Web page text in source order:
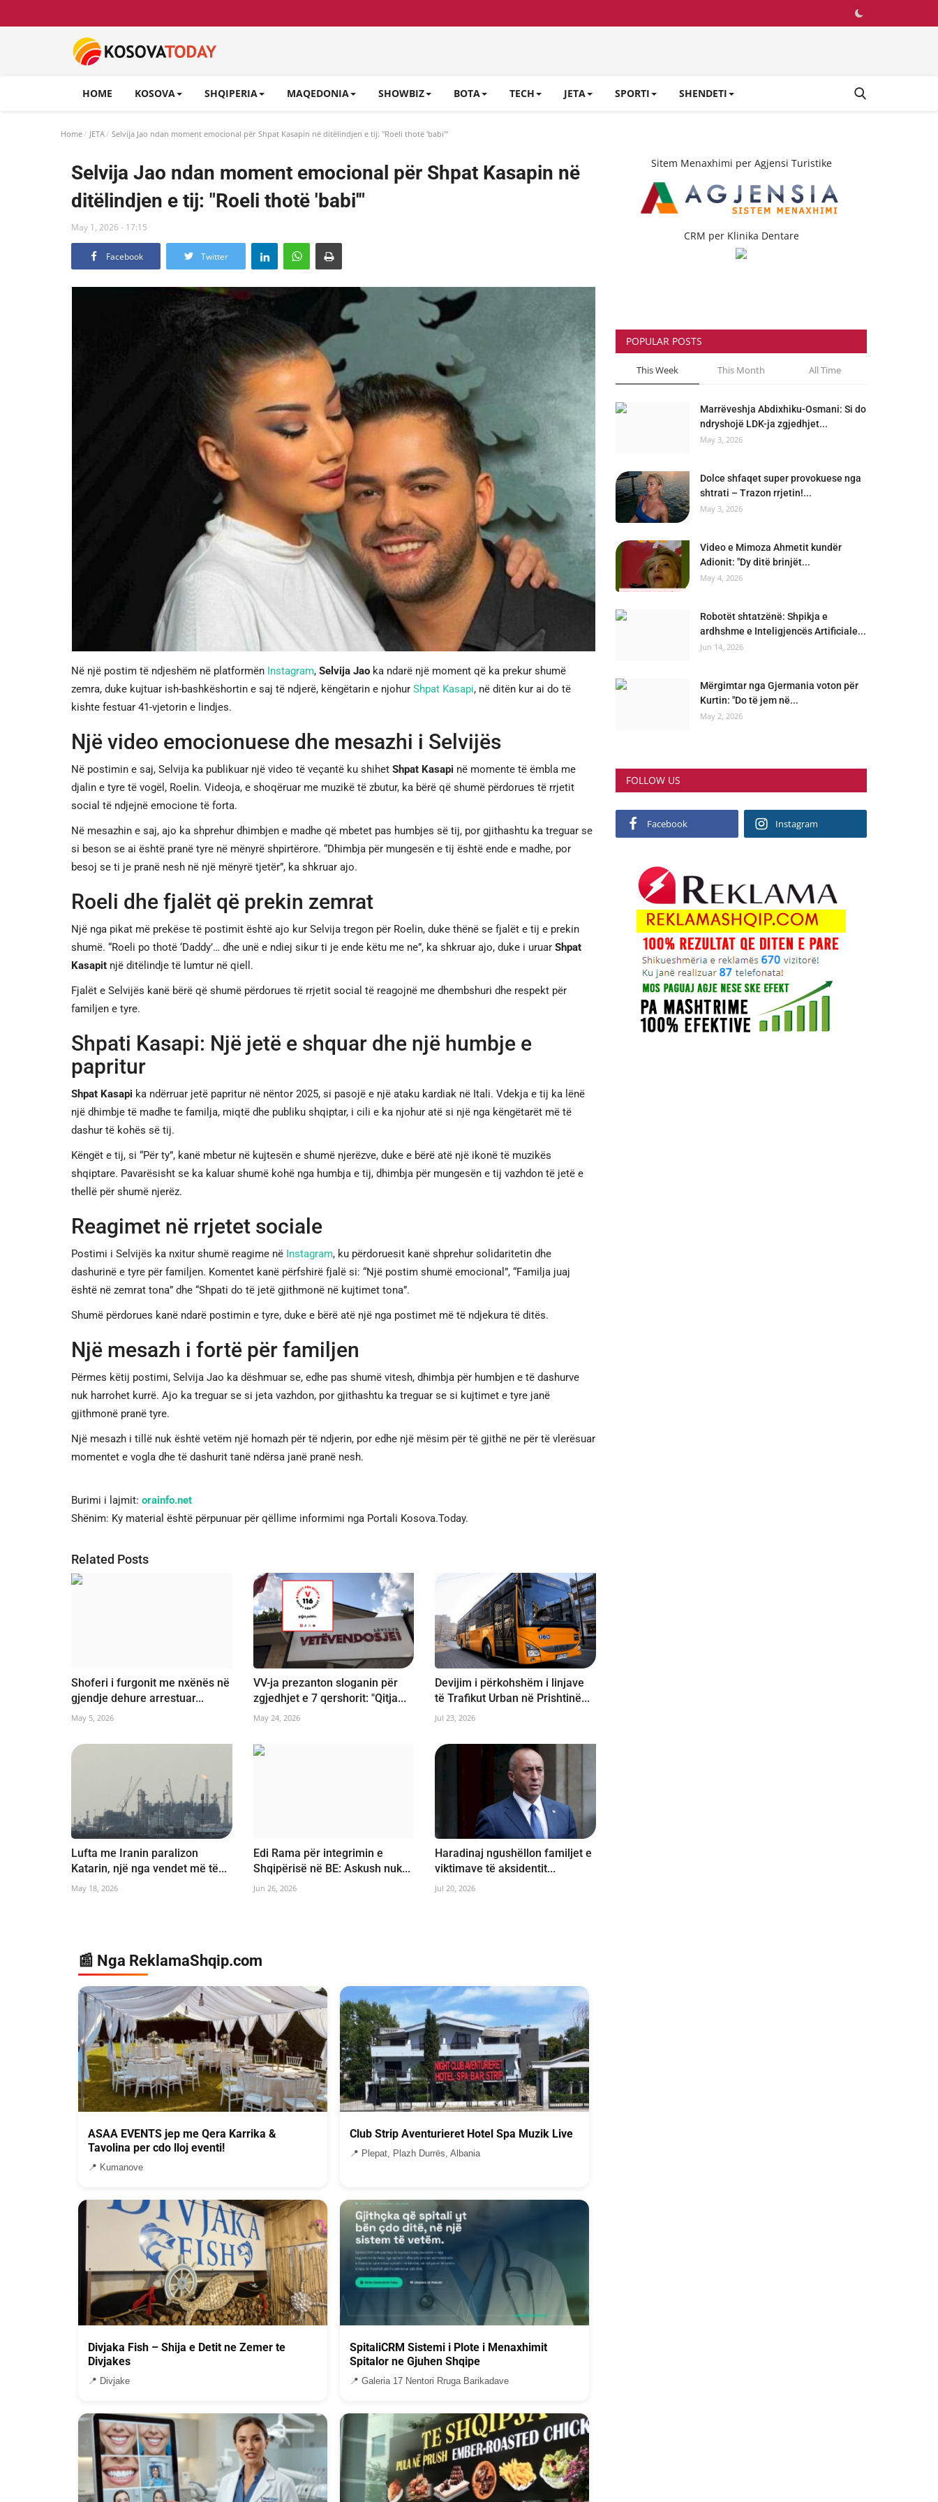
HOME KOSOVA SHQIPERIA MAQEDONIA SHOWBIZ BOTA TECH JETA SPORTI SHENDETI
Home JETA Selvija Jao ndan moment emocional për Shpat Kasapin në ditëlindjen e tij: "Roeli thotë 'babi'"
Selvija Jao ndan moment emocional për Shpat Kasapin në
ditëlindjen e tij: "Roeli thotë 'babi'"
May 1, 2026 - 17:15
Facebook Twitter
Në një postim të ndjeshëm në platformën Instagram, Selvija Jao ka ndarë një moment që ka prekur shumë
zemra, duke kujtuar ish-bashkëshortin e saj të ndjerë, këngëtarin e njohur Shpat Kasapi, në ditën kur ai do të
kishte festuar 41-vjetorin e lindjes.
Një video emocionuese dhe mesazhi i Selvijës
Në postimin e saj, Selvija ka publikuar një video të veçantë ku shihet Shpat Kasapi në momente të ëmbla me
djalin e tyre të vogël, Roelin. Videoja, e shoqëruar me muzikë të zbutur, ka bërë që shumë përdorues të rrjetit
social të ndjejnë emocione të forta.
Në mesazhin e saj, ajo ka shprehur dhimbjen e madhe që mbetet pas humbjes së tij, por gjithashtu ka treguar se
si beson se ai është pranë tyre në mënyrë shpirtërore. “Dhimbja për mungesën e tij është ende e madhe, por
besoj se ti je pranë nesh në një mënyrë tjetër”, ka shkruar ajo.
Roeli dhe fjalët që prekin zemrat
Një nga pikat më prekëse të postimit është ajo kur Selvija tregon për Roelin, duke thënë se fjalët e tij e prekin
shumë. “Roeli po thotë ‘Daddy’… dhe unë e ndiej sikur ti je ende këtu me ne”, ka shkruar ajo, duke i uruar Shpat
Kasapit një ditëlindje të lumtur në qiell.
Fjalët e Selvijës kanë bërë që shumë përdorues të rrjetit social të reagojnë me dhembshuri dhe respekt për
familjen e tyre.
Shpati Kasapi: Një jetë e shquar dhe një humbje e
papritur
Shpat Kasapi ka ndërruar jetë papritur në nëntor 2025, si pasojë e një ataku kardiak në Itali. Vdekja e tij ka lënë
një dhimbje të madhe te familja, miqtë dhe publiku shqiptar, i cili e ka njohur atë si një nga këngëtarët më të
dashur të kohës së tij.
Këngët e tij, si “Për ty”, kanë mbetur në kujtesën e shumë njerëzve, duke e bërë atë një ikonë të muzikës
shqiptare. Pavarësisht se ka kaluar shumë kohë nga humbja e tij, dhimbja për mungesën e tij vazhdon të jetë e
thellë për shumë njerëz.
Reagimet në rrjetet sociale
Postimi i Selvijës ka nxitur shumë reagime në Instagram, ku përdoruesit kanë shprehur solidaritetin dhe
dashurinë e tyre për familjen. Komentet kanë përfshirë fjalë si: “Një postim shumë emocional”, “Familja juaj
është në zemrat tona” dhe “Shpati do të jetë gjithmonë në kujtimet tona”.
Shumë përdorues kanë ndarë postimin e tyre, duke e bërë atë një nga postimet më të ndjekura të ditës.
Një mesazh i fortë për familjen
Përmes këtij postimi, Selvija Jao ka dëshmuar se, edhe pas shumë vitesh, dhimbja për humbjen e të dashurve
nuk harrohet kurrë. Ajo ka treguar se si jeta vazhdon, por gjithashtu ka treguar se si kujtimet e tyre janë
gjithmonë pranë tyre.
Një mesazh i tillë nuk është vetëm një homazh për të ndjerin, por edhe një mësim për të gjithë ne për të vlerësuar
momentet e vogla dhe të dashurit tanë ndërsa janë pranë nesh.
Burimi i lajmit: orainfo.net
Shënim: Ky material është përpunuar për qëllime informimi nga Portali Kosova.Today.
Related Posts
Shoferi i furgonit me nxënës në
gjendje dehure arrestuar...
May 5, 2026
VV-ja prezanton sloganin për
zgjedhjet e 7 qershorit: "Qitja...
May 24, 2026
Devijim i përkohshëm i linjave
të Trafikut Urban në Prishtinë...
Jul 23, 2026
Lufta me Iranin paralizon
Katarin, një nga vendet më të...
May 18, 2026
Edi Rama për integrimin e
Shqipërisë në BE: Askush nuk...
Jun 26, 2026
Haradinaj ngushëllon familjet e
viktimave të aksidentit...
Jul 20, 2026
📰 Nga ReklamaShqip.com
ASAA EVENTS jep me Qera Karrika &
Tavolina per cdo lloj eventi!
📍 Kumanove
Club Strip Aventurieret Hotel Spa Muzik Live
📍 Plepat, Plazh Durrës, Albania
Divjaka Fish – Shija e Detit ne Zemer te
Divjakes
📍 Divjake
SpitaliCRM Sistemi i Plote i Menaxhimit
Spitalor ne Gjuhen Shqipe
📍 Galeria 17 Nentori Rruga Barikadave
Sitem Menaxhimi per Agjensi Turistike
CRM per Klinika Dentare
POPULAR POSTS
This Week This Month All Time
Marrëveshja Abdixhiku-Osmani: Si do
ndryshojë LDK-ja zgjedhjet...
May 3, 2026
Dolce shfaqet super provokuese nga
shtrati – Trazon rrjetin!...
May 3, 2026
Video e Mimoza Ahmetit kundër
Adionit: "Dy ditë brinjët...
May 4, 2026
Robotët shtatzënë: Shpikja e
ardhshme e Inteligjencës Artificiale...
Jun 14, 2026
Mërgimtar nga Gjermania voton për
Kurtin: "Do të jem në...
May 2, 2026
FOLLOW US
Facebook Instagram